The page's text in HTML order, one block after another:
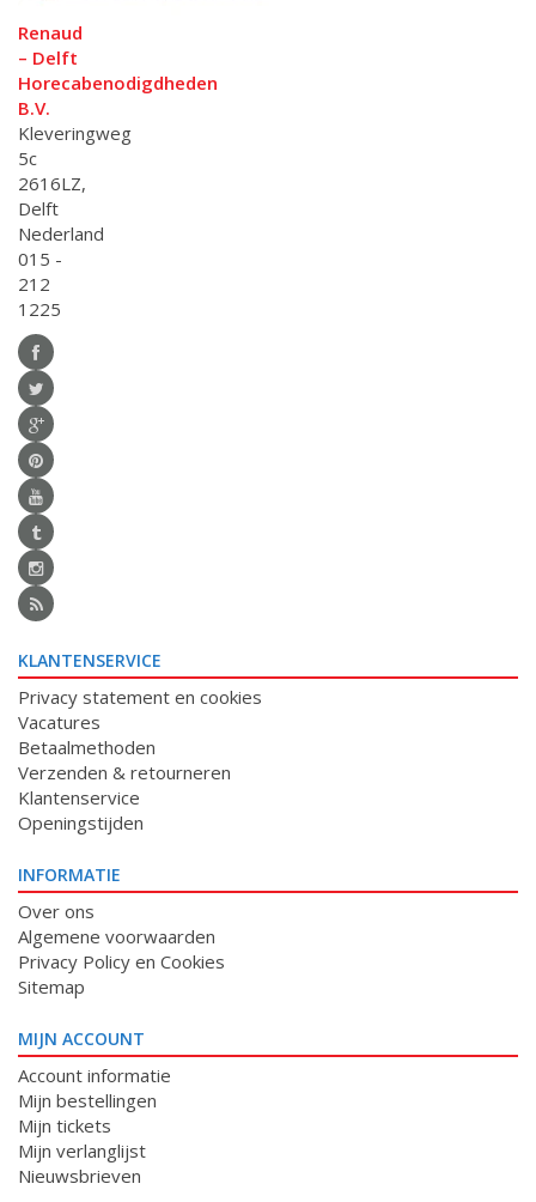
Renaud
– Delft
Horecabenodigdheden
B.V.
Kleveringweg
5c
2616LZ,
Delft
Nederland
015 -
212
1225
KLANTENSERVICE
Privacy statement en cookies
Vacatures
Betaalmethoden
Verzenden & retourneren
Klantenservice
Openingstijden
INFORMATIE
Over ons
Algemene voorwaarden
Privacy Policy en Cookies
Sitemap
MIJN ACCOUNT
Account informatie
Mijn bestellingen
Mijn tickets
Mijn verlanglijst
Nieuwsbrieven